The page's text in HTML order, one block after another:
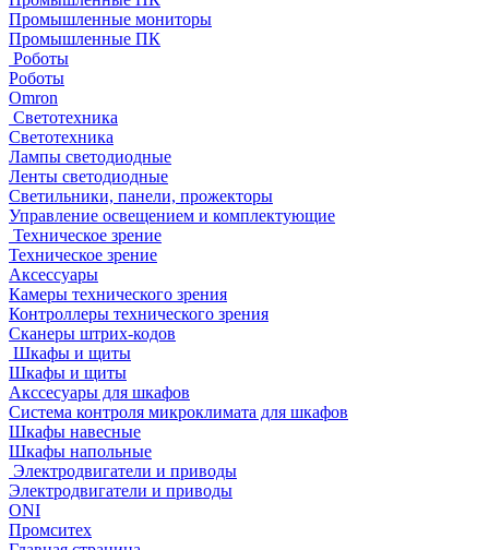
Промышленные мониторы
Промышленные ПК
Роботы
Роботы
Omron
Светотехника
Светотехника
Лампы светодиодные
Ленты светодиодные
Светильники, панели, прожекторы
Управление освещением и комплектующие
Техническое зрение
Техническое зрение
Аксессуары
Камеры технического зрения
Контроллеры технического зрения
Сканеры штрих-кодов
Шкафы и щиты
Шкафы и щиты
Акссесуары для шкафов
Система контроля микроклимата для шкафов
Шкафы навесные
Шкафы напольные
Электродвигатели и приводы
Электродвигатели и приводы
ONI
Промситех